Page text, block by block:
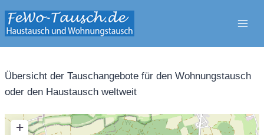
Inhalt
springen
Übersicht der Tauschangebote für den Wohnungstausch
oder den Haustausch weltweit
+